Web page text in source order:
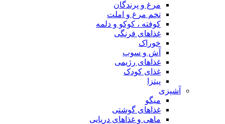
مرغ و پرندگان
تخم مرغ و املت
کوفته ، کوکو و دلمه
غذاهای فرنگی
خوراک
آش و سوپ
غذاهای رژیمی
غذای کودک
پیتزا
آشپزی
میگو
غذاهای گوشتی
ماهی و غذاهای دریایی